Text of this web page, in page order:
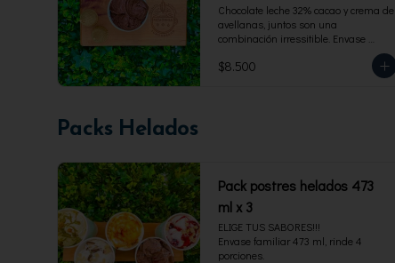
Chocolate leche 32% cacao y crema de
avellanas, juntos son una
combinación irressitible. Envase
$8.500
Packs Helados
Pack postres helados 473
ml x 3
ELIGE TUS SABORES!!!
Envase familiar 473 ml, rinde 4
porciones.